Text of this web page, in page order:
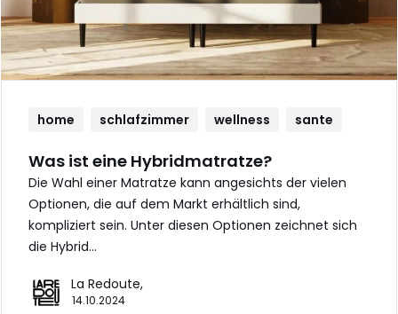
home schlafzimmer wellness sante
Was ist eine Hybridmatratze?
Die Wahl einer Matratze kann angesichts der vielen
Optionen, die auf dem Markt erhältlich sind,
kompliziert sein. Unter diesen Optionen zeichnet sich
die Hybrid…
La Redoute,
14.10.2024